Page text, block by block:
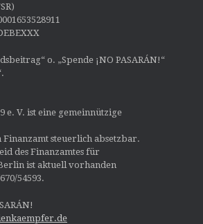
o. „Spende ¡NO PASARÁN!“
e. V. ist eine gemeinnützige
Finanzamt steuerlich absetzbar.
des Finanzamtes für
ist aktuell vorhanden
54593.